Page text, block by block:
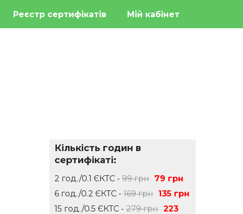
Реєстр сертифікатів Мій кабінет
Кількість годин в
сертифікаті:
2 год./0.1 ЄКТС - 99 грн 79 грн
6 год./0.2 ЄКТС - 169 грн 135 грн
15 год./0.5 ЄКТС - 279 грн 223